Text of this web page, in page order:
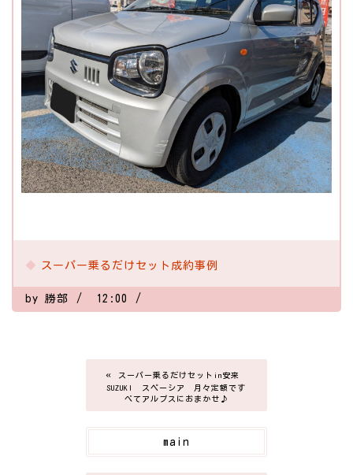
スーパー乗るだけセット成約事例
by 勝部 12:00
«
スーパー乗るだけセットin安来
SUZUKI スペーシア 月々定額です
べてアルプスにおまかせ♪
main